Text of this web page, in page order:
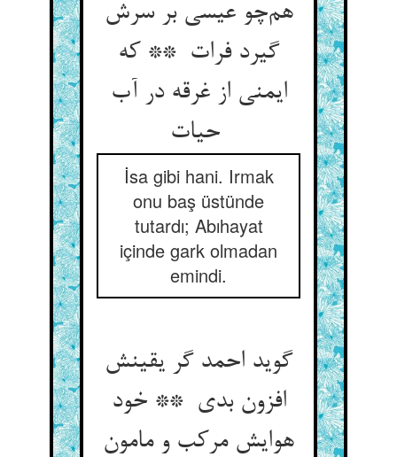
هم‌چو عیسی بر سرش
گیرد فرات ** که
ایمنی از غرقه در آب
İsa gibi hani. Irmak
onu baş üstünde
tutardı; Abıhayat
içinde gark olmadan
emindi.
گوید احمد گر یقینش
افزون بدی ** خود
هوایش مرکب و مامون